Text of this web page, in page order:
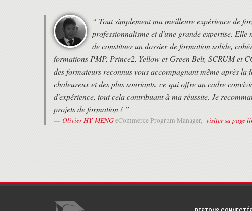
“ Tout simplement ma meilleure expérience de
professionnalisme et d'une grande expertise.
de constituer un dossier de formation solide,
formations PMP, Prince2, Yellow et Green Belt, SCRUM et
des formateurs reconnus vous accompagnant même après
chaleureux et des plus souriants, ce qui offre un cadre
d'expérience, tout cela contribuant à ma réussite. Je
projets de formation ! ”
Olivier HY-MENGeCommerce Program Manager, visiter sa page